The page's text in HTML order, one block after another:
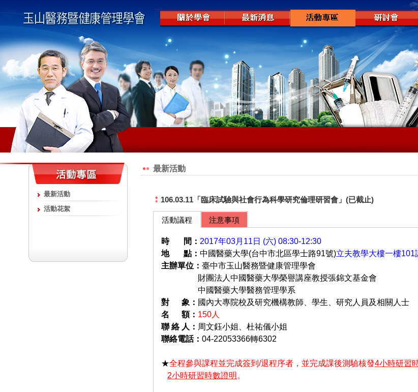
最新活動
活動花絮
最新活動
106.03.11「臨床試驗與社會行為科學研究倫理研習會」(已截止)
活動議程 注意事項
時 間 ： 2017年03月11日 (六) 08:30-12:30
地 點： 中國醫藥大學(台中市北區學士路91號)立夫教學大樓一樓101
主辦單位： 臺中市玉山醫務暨健康管理學會
財團法人中國醫藥大學榮譽講座教授張錦文基金會
中國醫藥大學醫務管理學系
對 象 ： 國內大專院校及研究機構教師、學生、研究人員及相關人士
名 額： 150人
聯 絡 人 ： 周文鈺小姐、杜祐儀小姐
聯絡電話： 04-22053366轉6302
★全程參與課程並完成簽到/退程序者，並完成課後測驗核發4小時研習
2小時研習時數證明 。